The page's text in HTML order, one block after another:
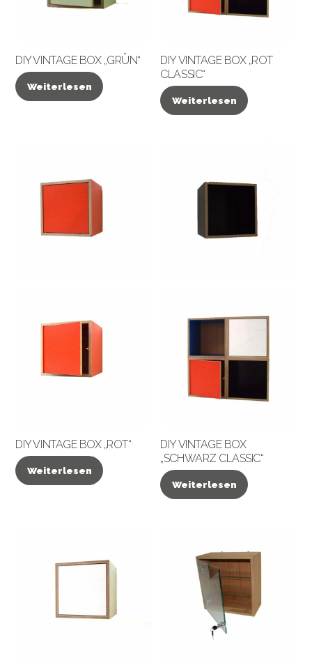
DIY VINTAGE BOX „GRÜN“
Weiterlesen
DIY VINTAGE BOX „ROT
CLASSIC“
Weiterlesen
DIY VINTAGE BOX „ROT“
Weiterlesen
DIY VINTAGE BOX
„SCHWARZ CLASSIC“
Weiterlesen